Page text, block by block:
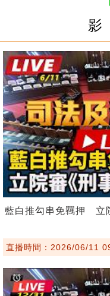
影
藍白推勾串免羈押 立
直播時間：2026/06/11